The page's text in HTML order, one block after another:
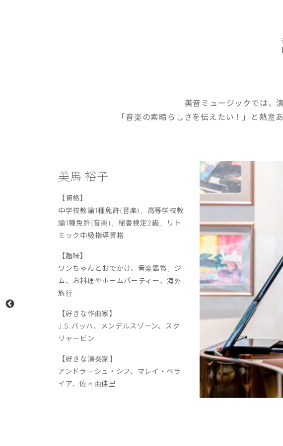
美音ミュージックでは、
「音楽の素晴らしさを伝えたい！」と熱意
美馬 裕子
【資格】
中学校教諭1種免許(音楽)、高等学校教
諭1種免許(音楽)、秘書検定2級、リト
ミック中級指導資格
【趣味】
ワンちゃんとおでかけ、音楽鑑賞、ジ
ム、お料理やホームパーティー、海外
旅行
【好きな作曲家】
J.S.バッハ、メンデルスゾーン、スク
リャービン
【好きな演奏家】
アンドラーシュ・シフ、マレイ・ペラ
イア、佐々由佳里